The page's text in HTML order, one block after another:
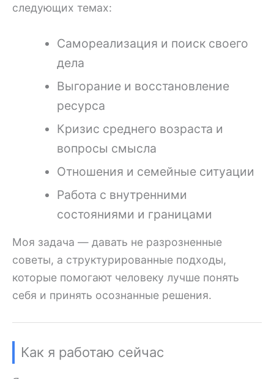
следующих темах:
Самореализация и поиск своего
дела
Выгорание и восстановление
ресурса
Кризис среднего возраста и
вопросы смысла
Отношения и семейные ситуации
Работа с внутренними
состояниями и границами
Моя задача — давать не разрозненные
советы, а структурированные подходы,
которые помогают человеку лучше понять
себя и принять осознанные решения.
Как я работаю сейчас